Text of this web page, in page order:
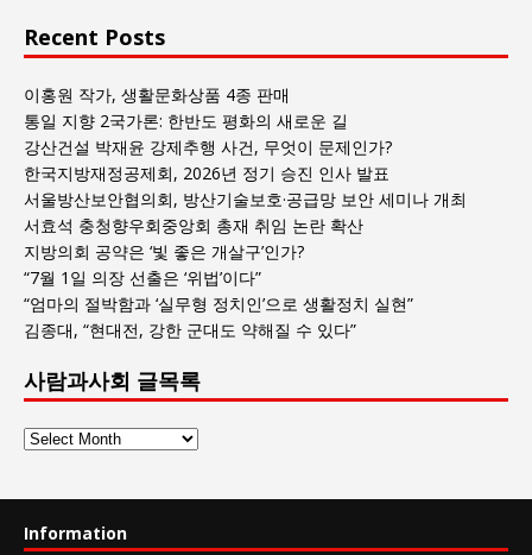
Recent Posts
이홍원 작가, 생활문화상품 4종 판매
통일 지향 2국가론: 한반도 평화의 새로운 길
강산건설 박재윤 강제추행 사건, 무엇이 문제인가?
한국지방재정공제회, 2026년 정기 승진 인사 발표
서울방산보안협의회, 방산기술보호·공급망 보안 세미나 개최
서효석 충청향우회중앙회 총재 취임 논란 확산
지방의회 공약은 ‘빛 좋은 개살구’인가?
“7월 1일 의장 선출은 ‘위법’이다”
“엄마의 절박함과 ‘실무형 정치인’으로 생활정치 실현”
김종대, “현대전, 강한 군대도 약해질 수 있다”
사람과사회 글목록
사
회
Information